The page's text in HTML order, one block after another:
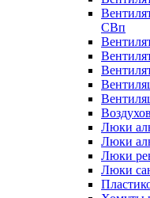
СВп
Люки
Люки
Люки
Люки